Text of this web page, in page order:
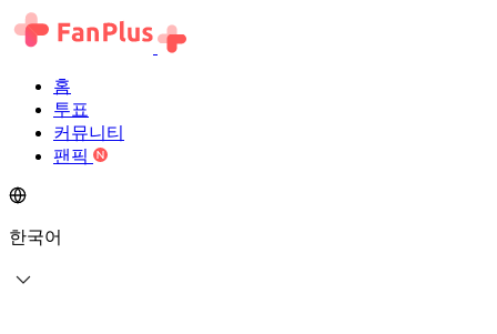
홈
투표
커뮤니티
팬픽
한국어